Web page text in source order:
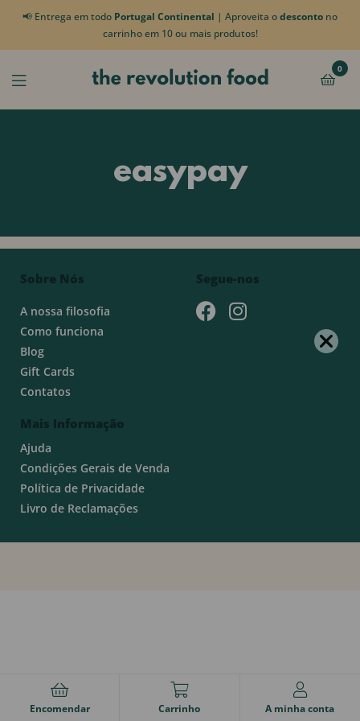
📢 Entrega em todo Portugal Continental | Aproveita odesconto no
carrinho em 10 ou mais produtos!
0
easypay
Sobre Nós
A nossa filosofia
Como funciona
Blog
Gift Cards
Contatos
Mais Informação
Ajuda
Condições Gerais de Venda
Política de Privacidade
Livro de Reclamações
Segue-nos
Encomendar Carrinho A minha conta